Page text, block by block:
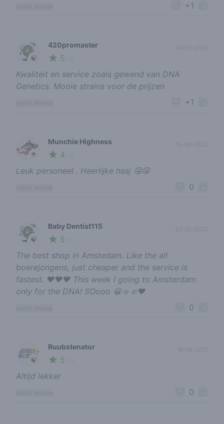
+1
🍃
420promaster
5
Kwaliteit en service zoals gewend van DNA
Genetics. Mooie strains voor de prijzen
+1
🥦
Munchie Highness
4
15-06-2023
Leuk personeel . Heerlijke hasj 🤤🤤
0
🍃
Baby Dentist115
5
The best shop in Amstedam. Like the all
boerejongens, just cheaper and the service is
fastest. ♥️♥️♥️ This week I going to Amsterdam
only for the DNA! SOooo 😀🤜🤛♥️
0
🍃
Ruubstenator
5
Altijd lekker
0